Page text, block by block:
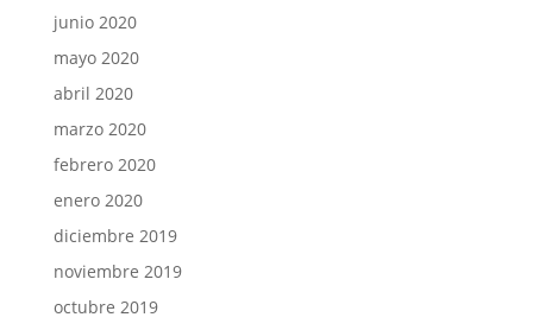
junio 2020
mayo 2020
abril 2020
marzo 2020
febrero 2020
enero 2020
diciembre 2019
noviembre 2019
octubre 2019